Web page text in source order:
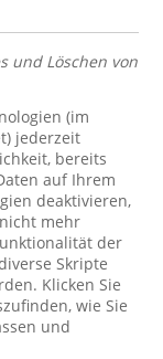
und Löschen von
(im
jederzeit
bereits
auf Ihrem
deaktivieren,
mehr
der
Skripte
Klicken Sie
wie Sie
und